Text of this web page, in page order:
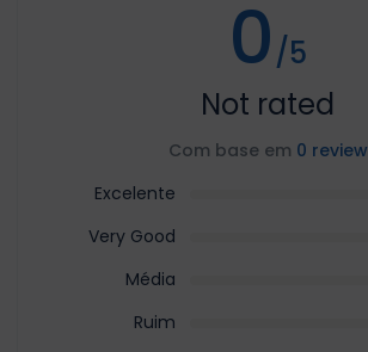
0/5
Not rated
Com base em 0 review
Excelente
Very Good
Média
Ruim